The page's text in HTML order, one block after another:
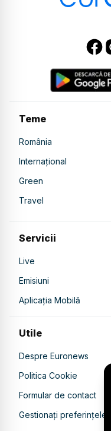
Teme
România
Internațional
Green
Travel
Servicii
Live
Emisiuni
Aplicația Mobilă
Utile
Despre Euronews
Politica Cookie
Formular de contact
Gestionați preferințele